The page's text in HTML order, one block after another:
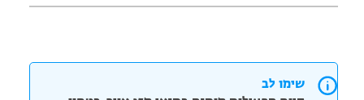
שימו לב